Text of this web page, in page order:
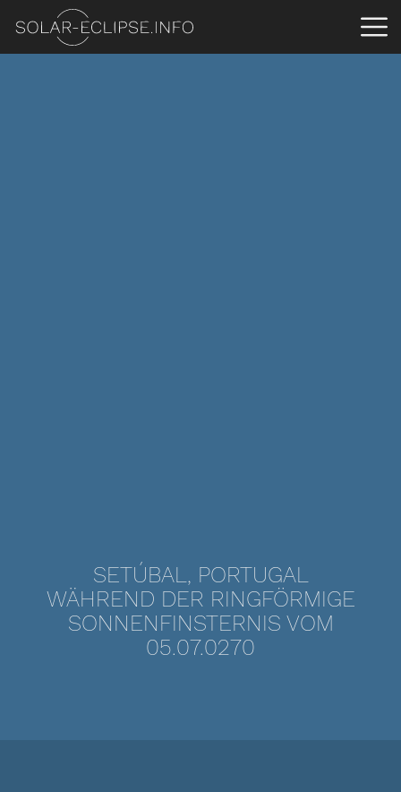
SETÚBAL, PORTUGAL
WÄHREND DER RINGFÖRMIGE
SONNENFINSTERNIS VOM
05.07.0270